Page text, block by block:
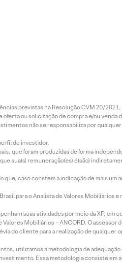
previstas na Resolução CVM 20/
ou solicitação de compra e/ou venda
não se responsabiliza por
de investidor.
que foram produzidas de forma
sua(s) remuneração(es) é(são)
caso constem a indicação de mais um
para o Analista de Valores Mobiliários
suas atividades por meio da XP, em
Mobiliários – ANCORD. O assessor
do cliente para a realização de qualquer
utilizamos a metodologia de
Essa metodologia consiste em